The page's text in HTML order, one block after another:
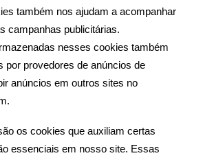
também nos ajudam a acompanhar
campanhas publicitárias.
nesses cookies também
por provedores de anúncios de
anúncios em outros sites no
os cookies que auxiliam certas
essenciais em nosso site. Essas